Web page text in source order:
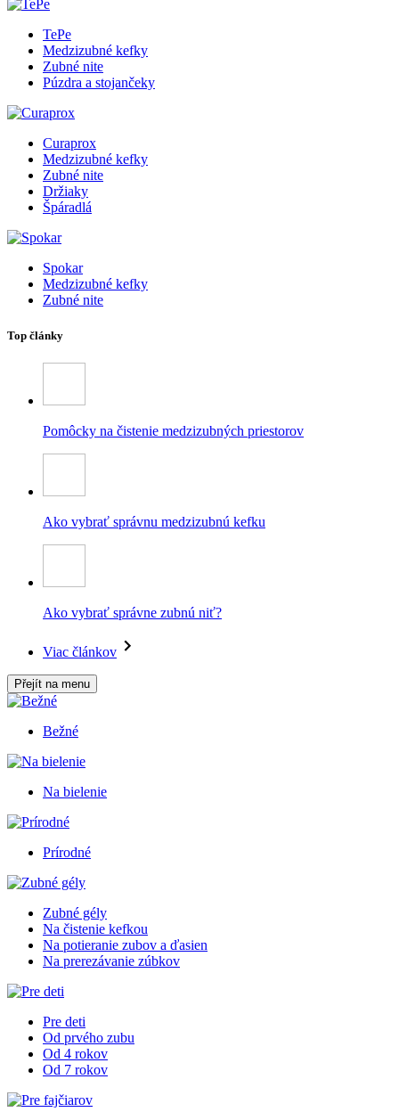
TePe
Medzizubné kefky
Zubné nite
Púzdra a stojančeky
Curaprox
Medzizubné kefky
Zubné nite
Držiaky
Špáradlá
Spokar
Medzizubné kefky
Zubné nite
Top články
Pomôcky na čistenie medzizubných priestorov
Ako vybrať správnu medzizubnú kefku
Ako vybrať správne zubnú niť?
Viac článkov
Přejít na menu
Bežné
Na bielenie
Prírodné
Zubné gély
Na čistenie kefkou
Na potieranie zubov a ďasien
Na prerezávanie zúbkov
Pre deti
Od prvého zubu
Od 4 rokov
Od 7 rokov